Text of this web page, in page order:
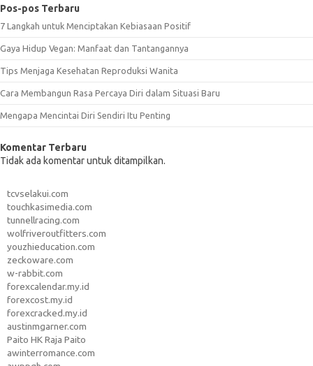
Pos-pos Terbaru
7 Langkah untuk Menciptakan Kebiasaan Positif
Gaya Hidup Vegan: Manfaat dan Tantangannya
Tips Menjaga Kesehatan Reproduksi Wanita
Cara Membangun Rasa Percaya Diri dalam Situasi Baru
Mengapa Mencintai Diri Sendiri Itu Penting
Komentar Terbaru
Tidak ada komentar untuk ditampilkan.
tcvselakui.com
touchkasimedia.com
tunnellracing.com
wolfriveroutfitters.com
youzhieducation.com
zeckoware.com
w-rabbit.com
forexcalendar.my.id
forexcost.my.id
forexcracked.my.id
austinmgarner.com
Paito HK Raja Paito
awinterromance.com